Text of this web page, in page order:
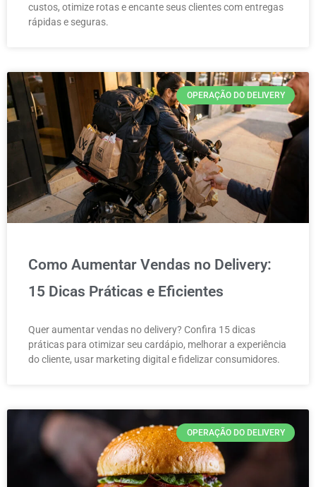
custos, otimize rotas e encante seus clientes com entregas
rápidas e seguras.
OPERAÇÃO DO DELIVERY
Como Aumentar Vendas no Delivery:
15 Dicas Práticas e Eficientes
Quer aumentar vendas no delivery? Confira 15 dicas
práticas para otimizar seu cardápio, melhorar a experiência
do cliente, usar marketing digital e fidelizar consumidores.
OPERAÇÃO DO DELIVERY